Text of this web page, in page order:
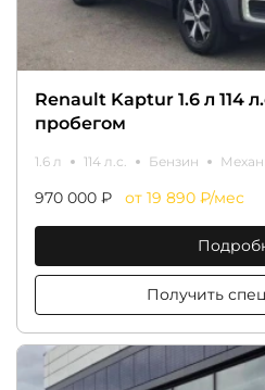
Renault Kaptur 1.6 л 114
пробегом
1.6 л 114 л.с. Бензин
970 000 ₽ от 19 890 ₽/мес